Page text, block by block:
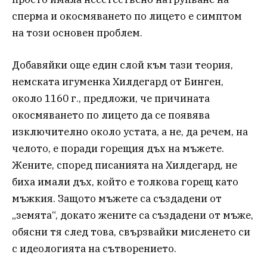
сперма и окосмяването по лицето е симптом
на този основен проблем.
Добавяйки още един слой към тази теория,
немската игуменка Хилдегард от Бинген,
около 1160 г., предложи, че причината
окосмяването по лицето да се появява
изключително около устата, а не, да речем, на
челото, е поради горещия дъх на мъжете.
Жените, според писанията на Хилдегард, не
биха имали дъх, който е толкова горещ като
мъжкия. Защото мъжете са създадени от
„земята“, докато жените са създадени от мъже,
обясни тя след това, свързвайки мисленето си
с идеологията на сътворението.